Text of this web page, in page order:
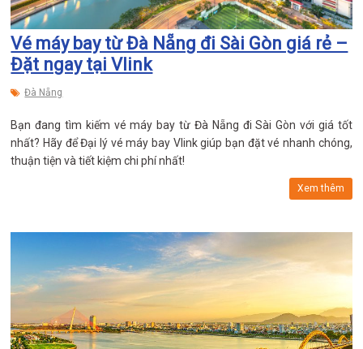
Vé máy bay từ Đà Nẵng đi Sài Gòn giá rẻ –
Đặt ngay tại Vlink
Đà Nẵng
Bạn đang tìm kiếm vé máy bay từ Đà Nẵng đi Sài Gòn với giá tốt
nhất? Hãy để Đại lý vé máy bay Vlink giúp bạn đặt vé nhanh chóng,
thuận tiện và tiết kiệm chi phí nhất!
Xem thêm